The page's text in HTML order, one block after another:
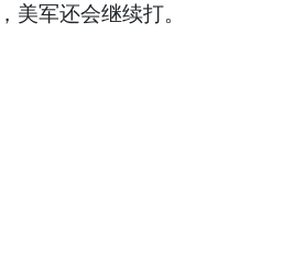
美军还会继续打。